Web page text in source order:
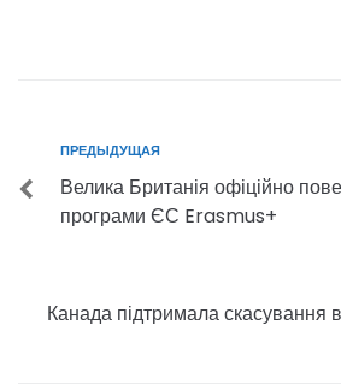
Н
П
р
е
д
ПРЕДЫДУЩАЯ
Велика Британія офіційно
програми ЄС Erasmus+
лКанада підтримала скасування